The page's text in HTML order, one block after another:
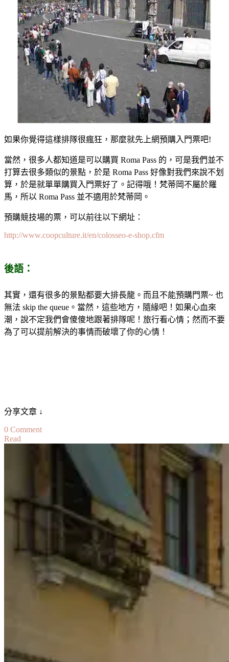
如果你覺得這樣排隊很瘋狂，那麼就先上網預購入門票吧!
當然，很多人都知道是可以購買 Roma Pass 的，可是我們並不
打算去很多類似的景點，於是 Roma Pass 好像對我們來說不划
算，於是就單單購買入門票好了。記得哦！梵蒂岡不屬於羅
馬，所以 Roma Pass 並不適用於梵蒂岡。
預購競技場的票，可以前往以下網址：
http://www.coopculture.it/en/colosseo-e-shop.cfm
後語：
其實，還有很多的景點都要大排長龍。而且不能預購門票~ 也
無法 skip the queue。當然，這些地方，隨緣吧！如果心血來
潮，說不定我們會傻傻地跟著排隊呢！旅行看心情；然而不要
為了可以提前解決的事情而破壞了你的心情！
分享文章 ↓
0 Commenton
預
購
Read